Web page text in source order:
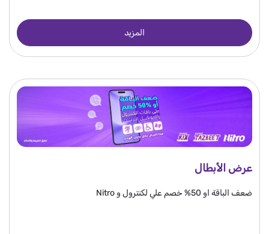
المزيد
عرض الأبطال
ضعف الباقة او 50% خصم علي لكنترول و Nitro